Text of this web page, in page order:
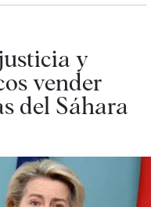
y
vender
del Sáhara